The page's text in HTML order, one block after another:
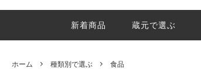
秋の味覚におすすめの秋酒３選
新着商品 蔵元で選ぶ
ホーム 種類別で選ぶ 食品